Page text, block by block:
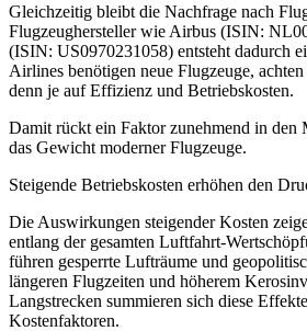
Gleichzeitig bleibt die Nachfrage nach
Flugzeughersteller wie Airbus (ISIN:
(ISIN: US0970231058) entsteht dadurch
Airlines benötigen neue Flugzeuge,
denn je auf Effizienz und Betriebskosten.
Damit rückt ein Faktor zunehmend in den
das Gewicht moderner Flugzeuge.
Steigende Betriebskosten erhöhen den
Die Auswirkungen steigender Kosten
entlang der gesamten Luftfahrt-
führen gesperrte Lufträume und
längeren Flugzeiten und höherem
Langstrecken summieren sich diese
Kostenfaktoren.